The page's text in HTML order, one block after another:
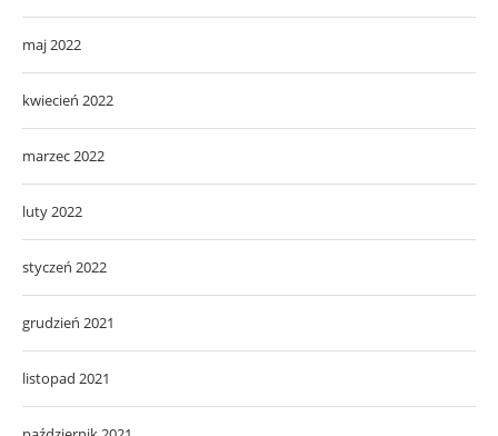
maj 2022
kwiecień 2022
marzec 2022
luty 2022
styczeń 2022
grudzień 2021
listopad 2021